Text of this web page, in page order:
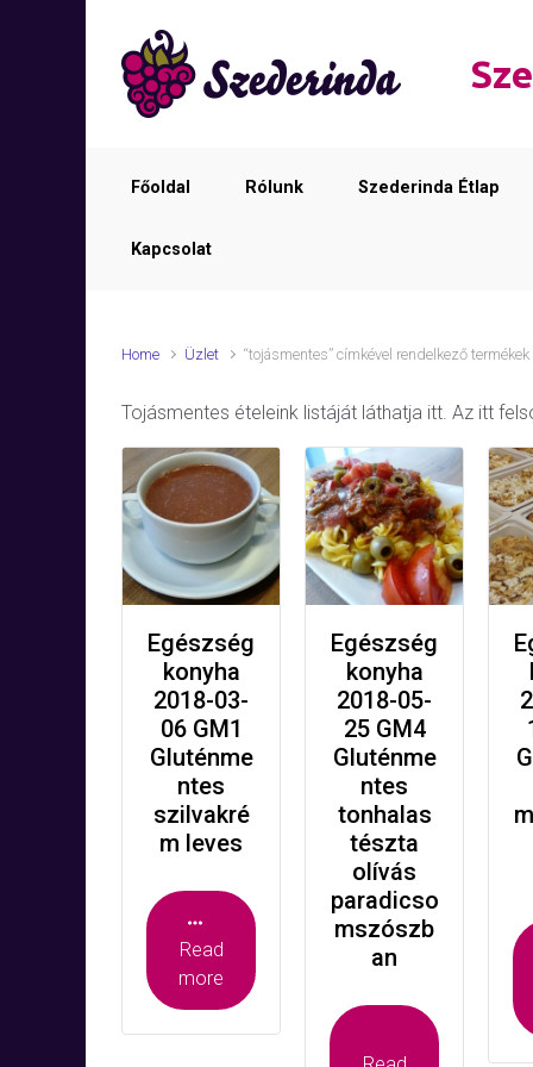
Főoldal Rólunk Szederinda Étlap
Kapcsolat
Home Üzlet “tojásmentes” címkével rendelkező termékek
Tojásmentes ételeink listáját láthatja itt. Az itt
Egészség
konyha
2018-03-
06 GM1
Gluténme
ntes
szilvakré
m leves
Read
more
Egészség
konyha
2018-05-
25 GM4
Gluténme
ntes
tonhalas
tészta
olívás
paradicso
mszószb
an